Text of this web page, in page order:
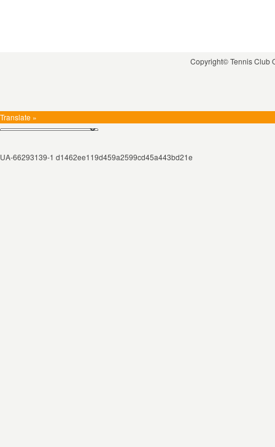
Copyright© Tennis Club
Translate »
UA-66293139-1 d1462ee119d459a2599cd45a443bd21e